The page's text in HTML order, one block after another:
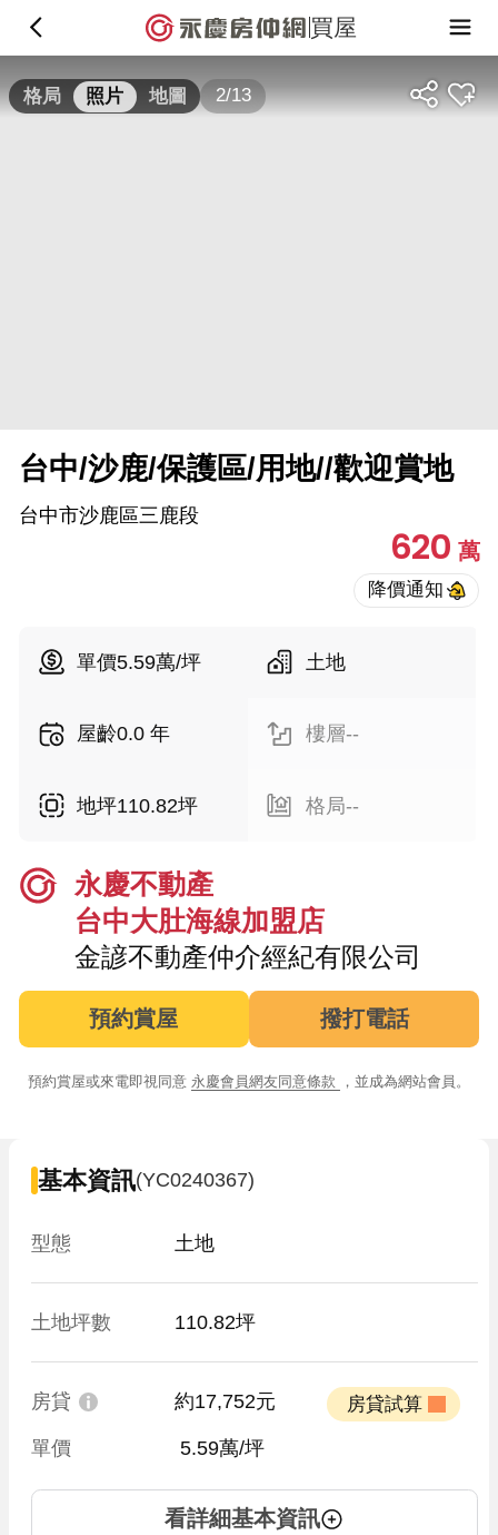
買屋
格局 照片 地圖 2/13
台中/沙鹿/保護區/用地//歡迎賞地
台中市沙鹿區三鹿段
620萬
單價5.59萬/坪 土地
屋齡0.0 年 樓層--
地坪110.82坪 格局--
永慶不動產
台中大肚海線加盟店
金諺不動產仲介經紀有限公司
預約賞屋 撥打電話
預約賞屋或來電即視同意 永慶會員網友同意條款 ，並成為網站會員。
基本資訊(YC0240367)
型態 土地
土地坪數 110.82坪
房貸 約17,752元
單價 5.59萬/坪
看詳細基本資訊